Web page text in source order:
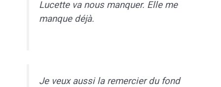
Lucette va nous manquer. Elle me
manque déjà.
Je veux aussi la remercier du fond